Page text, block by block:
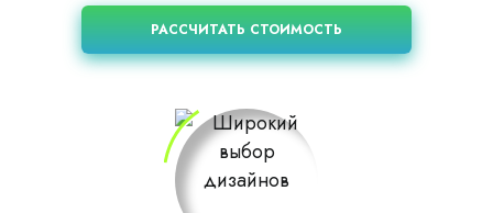
РАССЧИТАТЬ СТОИМОСТЬ